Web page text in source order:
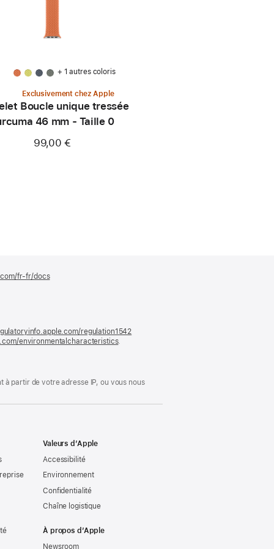
+ 1 autres coloris
Exclusivement chez Apple
Boucle unique tressée
46 mm - Taille 0
99,00 €
fr-fr/docs(s’ouvre
regulation1542
environmentalcharacteristics.
partir de votre adresse IP, ou vous nous
Valeurs d’Apple
Accessibilité
Environnement
Confidentialité
Chaîne logistique
À propos d’Apple
Newsroom